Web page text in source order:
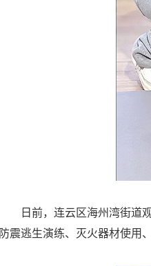
日前，连云区海州湾街道
防震逃生演练、灭火器材使用